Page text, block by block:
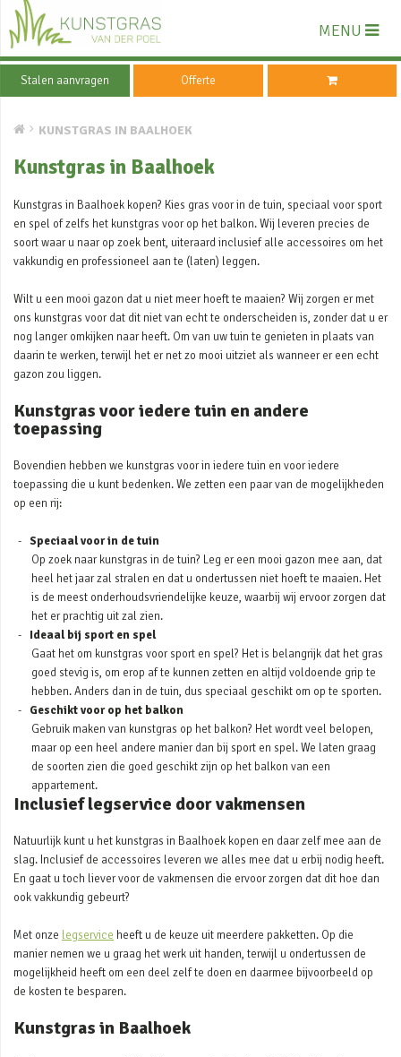
MENU
Stalen aanvragen Offerte
KUNSTGRAS IN BAALHOEK
Kunstgras in Baalhoek
Kunstgras in Baalhoek kopen? Kies gras voor in de tuin, speciaal voor sport
en spel of zelfs het kunstgras voor op het balkon. Wij leveren precies de
soort waar u naar op zoek bent, uiteraard inclusief alle accessoires om het
vakkundig en professioneel aan te (laten) leggen.
Wilt u een mooi gazon dat u niet meer hoeft te maaien? Wij zorgen er met
ons kunstgras voor dat dit niet van echt te onderscheiden is, zonder dat u er
nog langer omkijken naar heeft. Om van uw tuin te genieten in plaats van
daarin te werken, terwijl het er net zo mooi uitziet als wanneer er een echt
gazon zou liggen.
Kunstgras voor iedere tuin en andere
toepassing
Bovendien hebben we kunstgras voor in iedere tuin en voor iedere
toepassing die u kunt bedenken. We zetten een paar van de mogelijkheden
op een rij:
Speciaal voor in de tuin
Op zoek naar kunstgras in de tuin? Leg er een mooi gazon mee aan, dat
heel het jaar zal stralen en dat u ondertussen niet hoeft te maaien. Het
is de meest onderhoudsvriendelijke keuze, waarbij wij ervoor zorgen dat
het er prachtig uit zal zien.
Ideaal bij sport en spel
Gaat het om kunstgras voor sport en spel? Het is belangrijk dat het gras
goed stevig is, om erop af te kunnen zetten en altijd voldoende grip te
hebben. Anders dan in de tuin, dus speciaal geschikt om op te sporten.
Geschikt voor op het balkon
Gebruik maken van kunstgras op het balkon? Het wordt veel belopen,
maar op een heel andere manier dan bij sport en spel. We laten graag
de soorten zien die goed geschikt zijn op het balkon van een
appartement.
Inclusief legservice door vakmensen
Natuurlijk kunt u het kunstgras in Baalhoek kopen en daar zelf mee aan de
slag. Inclusief de accessoires leveren we alles mee dat u erbij nodig heeft.
En gaat u toch liever voor de vakmensen die ervoor zorgen dat dit hoe dan
ook vakkundig gebeurt?
Met onze legservice heeft u de keuze uit meerdere pakketten. Op die
manier nemen we u graag het werk uit handen, terwijl u ondertussen de
mogelijkheid heeft om een deel zelf te doen en daarmee bijvoorbeeld op
de kosten te besparen.
Kunstgras in Baalhoek